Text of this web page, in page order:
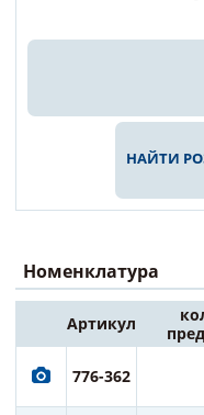
НАЙТИ
Номенклатура
Артикул
776-362